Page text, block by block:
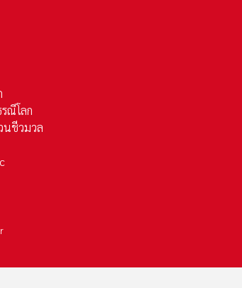
ณีโลก
นชีวมวล